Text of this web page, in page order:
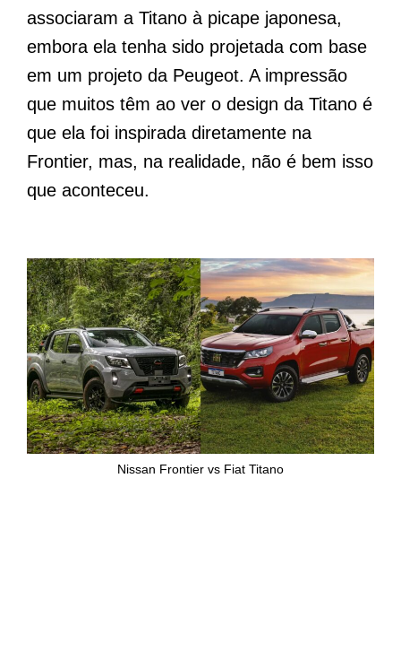
associaram a Titano à picape japonesa,
embora ela tenha sido projetada com base
em um projeto da Peugeot. A impressão
que muitos têm ao ver o design da Titano é
que ela foi inspirada diretamente na
Frontier, mas, na realidade, não é bem isso
que aconteceu.
Nissan Frontier vs Fiat Titano